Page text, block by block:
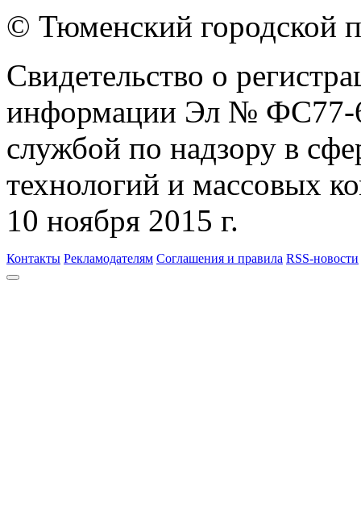
© Тюменский городской
Свидетельство о
информации Эл № ФС77-
службой по надзору в
технологий и массовых
10 ноября 2015 г.
Контакты Рекламодателям Соглашения и правила RSS-новости